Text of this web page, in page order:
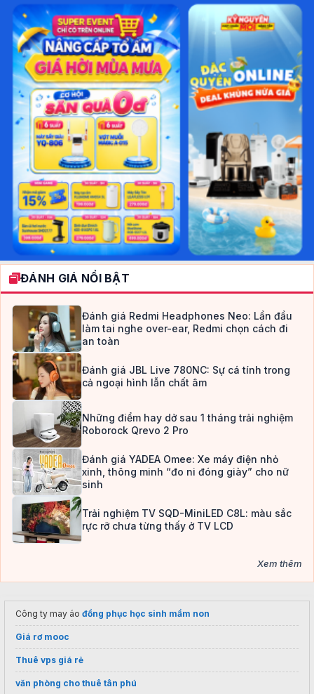
ĐÁNH GIÁ NỔI BẬT
Đánh giá Redmi Headphones Neo: Lần đầu
làm tai nghe over-ear, Redmi chọn cách đi
an toàn
Đánh giá JBL Live 780NC: Sự cá tính trong
cả ngoại hình lẫn chất âm
Những điểm hay dở sau 1 tháng trải nghiệm
Roborock Qrevo 2 Pro
Đánh giá YADEA Omee: Xe máy điện nhỏ
xinh, thông minh “đo ni đóng giày” cho nữ
sinh
Trải nghiệm TV SQD-MiniLED C8L: màu sắc
rực rỡ chưa từng thấy ở TV LCD
Xem thêm
Công ty may áo đồng phục học sinh mầm non
Giá rơ mooc
Thuê vps giá rẻ
văn phòng cho thuê tân phú